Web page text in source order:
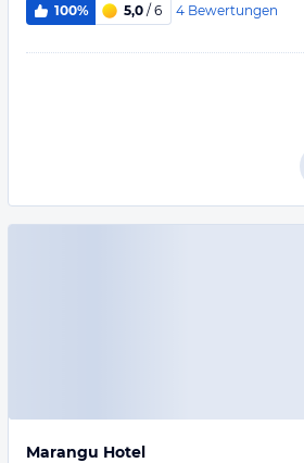
100% 5,0 / 6 4 Bewertungen
Marangu Hotel